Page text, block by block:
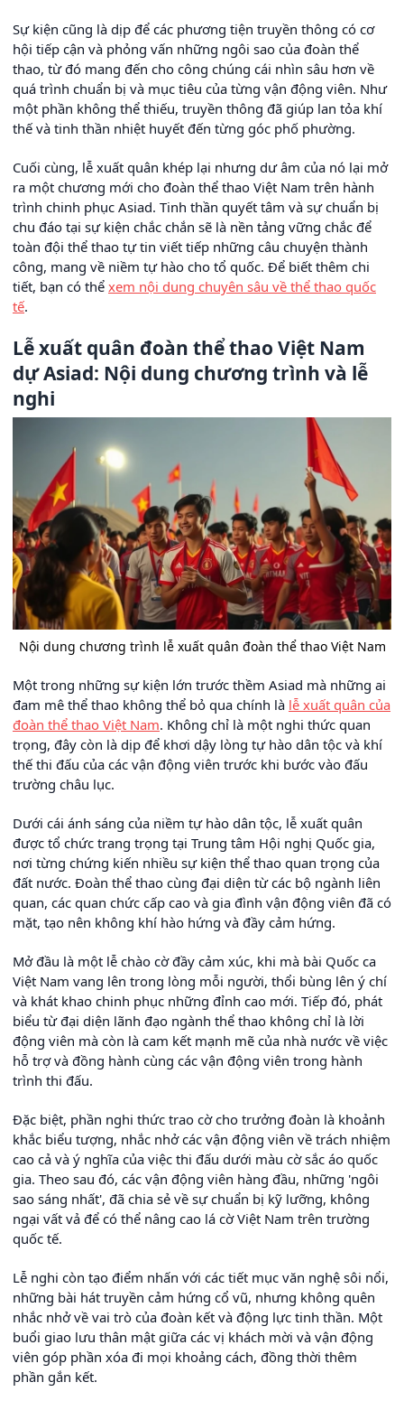
Sự kiện cũng là dịp để các phương tiện truyền thông có cơ
hội tiếp cận và phỏng vấn những ngôi sao của đoàn thể
thao, từ đó mang đến cho công chúng cái nhìn sâu hơn về
quá trình chuẩn bị và mục tiêu của từng vận động viên. Như
một phần không thể thiếu, truyền thông đã giúp lan tỏa khí
thế và tinh thần nhiệt huyết đến từng góc phố phường.
Cuối cùng, lễ xuất quân khép lại nhưng dư âm của nó lại mở
ra một chương mới cho đoàn thể thao Việt Nam trên hành
trình chinh phục Asiad. Tinh thần quyết tâm và sự chuẩn bị
chu đáo tại sự kiện chắc chắn sẽ là nền tảng vững chắc để
toàn đội thể thao tự tin viết tiếp những câu chuyện thành
công, mang về niềm tự hào cho tổ quốc. Để biết thêm chi
tiết, bạn có thể xem nội dung chuyên sâu về thể thao quốc
tế.
Lễ xuất quân đoàn thể thao Việt Nam
dự Asiad: Nội dung chương trình và lễ
nghi
Nội dung chương trình lễ xuất quân đoàn thể thao Việt Nam
Một trong những sự kiện lớn trước thềm Asiad mà những ai
đam mê thể thao không thể bỏ qua chính là lễ xuất quân của
đoàn thể thao Việt Nam. Không chỉ là một nghi thức quan
trọng, đây còn là dịp để khơi dậy lòng tự hào dân tộc và khí
thế thi đấu của các vận động viên trước khi bước vào đấu
trường châu lục.
Dưới cái ánh sáng của niềm tự hào dân tộc, lễ xuất quân
được tổ chức trang trọng tại Trung tâm Hội nghị Quốc gia,
nơi từng chứng kiến nhiều sự kiện thể thao quan trọng của
đất nước. Đoàn thể thao cùng đại diện từ các bộ ngành liên
quan, các quan chức cấp cao và gia đình vận động viên đã có
mặt, tạo nên không khí hào hứng và đầy cảm hứng.
Mở đầu là một lễ chào cờ đầy cảm xúc, khi mà bài Quốc ca
Việt Nam vang lên trong lòng mỗi người, thổi bùng lên ý chí
và khát khao chinh phục những đỉnh cao mới. Tiếp đó, phát
biểu từ đại diện lãnh đạo ngành thể thao không chỉ là lời
động viên mà còn là cam kết mạnh mẽ của nhà nước về việc
hỗ trợ và đồng hành cùng các vận động viên trong hành
trình thi đấu.
Đặc biệt, phần nghi thức trao cờ cho trưởng đoàn là khoảnh
khắc biểu tượng, nhắc nhở các vận động viên về trách nhiệm
cao cả và ý nghĩa của việc thi đấu dưới màu cờ sắc áo quốc
gia. Theo sau đó, các vận động viên hàng đầu, những 'ngôi
sao sáng nhất', đã chia sẻ về sự chuẩn bị kỹ lưỡng, không
ngại vất vả để có thể nâng cao lá cờ Việt Nam trên trường
quốc tế.
Lễ nghi còn tạo điểm nhấn với các tiết mục văn nghệ sôi nổi,
những bài hát truyền cảm hứng cổ vũ, nhưng không quên
nhắc nhở về vai trò của đoàn kết và động lực tinh thần. Một
buổi giao lưu thân mật giữa các vị khách mời và vận động
viên góp phần xóa đi mọi khoảng cách, đồng thời thêm
phần gắn kết.